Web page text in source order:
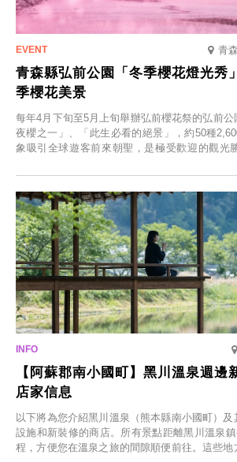
青
青森縣弘前公園「冬季櫻花燈光秀
季櫻花美景
每年4月下旬至5月上旬舉辦弘前櫻花祭的弘前
夜櫻之一」、「此生必看的絕景」，約50種
象吸引全球遊客前來朝聖，是極受歡迎的觀光
「冬季櫻花燈光秀」。
【阿蘇郡南小國町】黑川溫泉週邊
店家信息
以下將為您介紹黑川溫泉（熊本縣南小國町）
設施和新裝修的商店。所有景點距離黑川溫泉
程，方便您在溫泉之旅的間隙順便前往。這些